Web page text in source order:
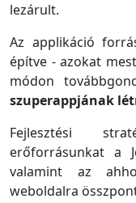
lezárult.
Az applikáció
építve - azokat
módon
szuperappjának
Fejlesztési
erőforrásunkat a
valamint az
weboldalra